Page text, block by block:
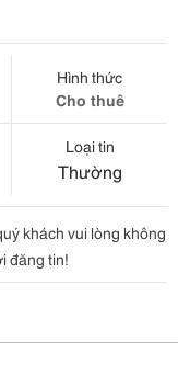
Hình thức
Cho thuê
Loại tin
Thường
khách vui lòng không
đăng tin!